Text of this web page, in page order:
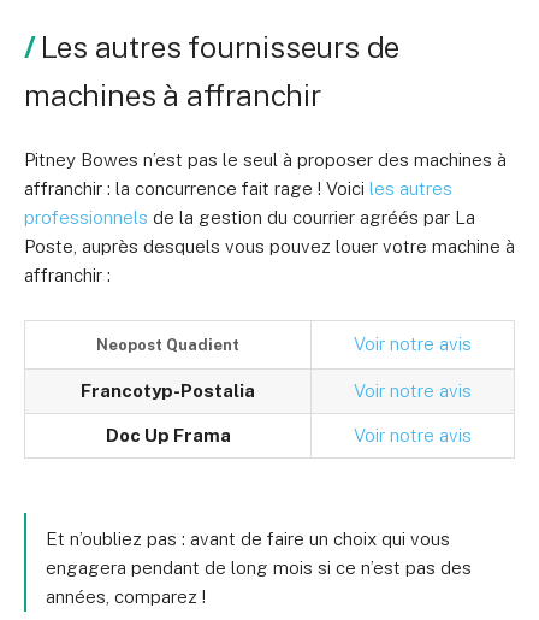
Les autres fournisseurs de
machines à affranchir
Pitney Bowes n’est pas le seul à proposer des machines à
affranchir : la concurrence fait rage ! Voici les autres
professionnels de la gestion du courrier agréés par La
Poste, auprès desquels vous pouvez louer votre machine à
affranchir :
Neopost Quadient Voir notre avis
Francotyp-Postalia Voir notre avis
Doc Up Frama Voir notre avis
Et n’oubliez pas : avant de faire un choix qui vous
engagera pendant de long mois si ce n’est pas des
années, comparez !